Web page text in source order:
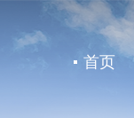
首页